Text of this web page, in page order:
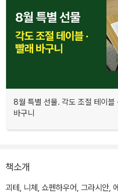
8월 특별 선물. 각도 조절 테이블
바구니
책소개
괴테, 니체, 쇼펜하우어, 그라시안,